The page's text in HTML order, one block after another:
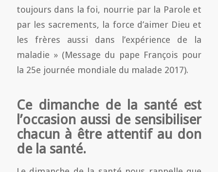
toujours dans la foi, nourrie par la Parole et
par les sacrements, la force d’aimer Dieu et
les frères aussi dans l’expérience de la
maladie » (Message du pape François pour
la 25e journée mondiale du malade 2017).
Ce dimanche de la santé est
l’occasion aussi de sensibiliser
chacun à être attentif au don
de la santé.